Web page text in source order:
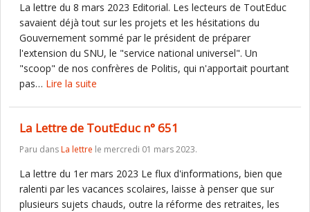
La lettre du 8 mars 2023 Editorial. Les lecteurs de ToutEduc
savaient déjà tout sur les projets et les hésitations du
Gouvernement sommé par le président de préparer
l'extension du SNU, le "service national universel". Un
"scoop" de nos confrères de Politis, qui n'apportait pourtant
pas… Lire la suite
La Lettre de ToutEduc n° 651
Paru dansLa lettre le mercredi 01 mars 2023.
La lettre du 1er mars 2023 Le flux d'informations, bien que
ralenti par les vacances scolaires, laisse à penser que sur
plusieurs sujets chauds, outre la réforme des retraites, les